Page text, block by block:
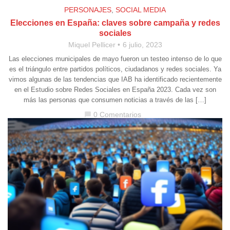
PERSONAJES SOCIAL MEDIA
Elecciones en España: claves sobre campaña y redes
sociales
Miquel Pellicer 6 julio, 2023
Las elecciones municipales de mayo fueron un testeo intenso de lo que
es el triángulo entre partidos políticos, ciudadanos y redes sociales. Ya
vimos algunas de las tendencias que IAB ha identificado recientemente
en el Estudio sobre Redes Sociales en España 2023. Cada vez son
más las personas que consumen noticias a través de las […]
chat_bubble 0 Comentarios